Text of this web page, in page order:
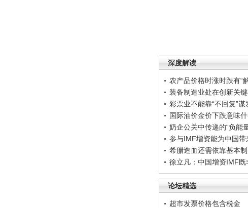
深度解读
农产品价格时涨时跌有“
装备制造业处在创新关
彩票业不能靠“不回复”谋
国际油价金价下跌意味什
奶企公关中传递的“负能
参与IMF增资能为中国带
希腊造血还需依靠基本
徐立凡：中国增资IMF
论坛精选
超市发票价格包含税金